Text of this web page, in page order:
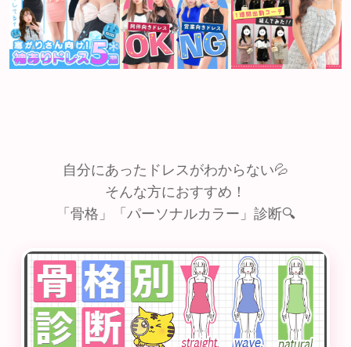
自分にあったドレスがわからない💦
そんな方におすすめ！
「骨格」「パーソナルカラー」診断🔍